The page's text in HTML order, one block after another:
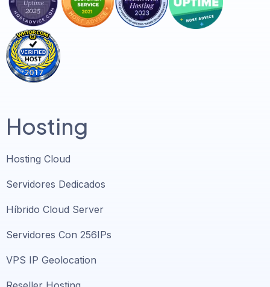
Hosting
Hosting Cloud
Servidores Dedicados
Híbrido Cloud Server
Servidores Con 256IPs
VPS IP Geolocation